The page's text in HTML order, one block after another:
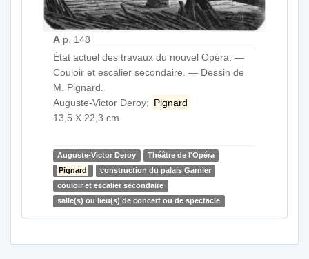
A p. 148
État actuel des travaux du nouvel Opéra. —
Couloir et escalier secondaire. — Dessin de
M. Pignard.
Auguste-Victor Deroy; Pignard
13,5 X 22,3 cm
Auguste-Victor Deroy
Théâtre de l'Opéra
Pignard
construction du palais Garnier
couloir et escalier secondaire
salle(s) ou lieu(s) de concert ou de spectacle